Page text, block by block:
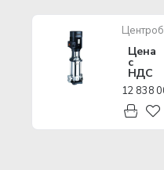
Цена
с
НДС
12 838